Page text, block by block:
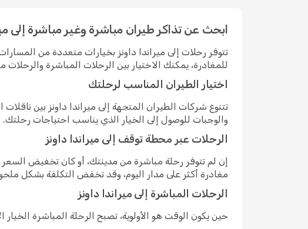
ابحث عن تذاكر طيران مباشرة وغير مباشرة إلى
تتوفر رحلات إلى ميراندا داونز بخيارات متعددة من
للمغادرة، يمكنك الاختيار بين الرحلات المباشرة
اختيار الطيران المناسب لرحلتك
تتنوع شركات الطيران المتجهة إلى ميراندا داونز بين
والوجبات للوصول إلى الخيار الذي يناسب احتياجات رحلتك.
الرحلات عبر محطة توقف إلى ميراندا داونز
إن لم تتوفر رحلة مباشرة من مدينتك، أو كان تخفيض
مغادرة أكثر على مدار اليوم، وقد تخفض التكلفة بشكل
الرحلات المباشرة إلى ميراندا داونز
حين يكون الوقت هو الأولوية، تصبح الرحلة المباشرة